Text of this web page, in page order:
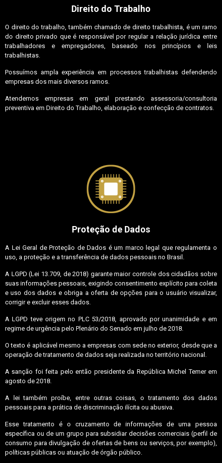
Direito do Trabalho
O direito do trabalho, também chamado de direito trabalhista, é um ramo
do direito privado que é responsável por regular a relação jurídica entre
trabalhadores e empregadores, baseado nos princípios e leis
trabalhistas.
Possuímos ampla experiência em processos trabalhistas defendendo
empresas dos mais diversos ramos.
Atendemos empresas em geral prestando assessoria/consultoria
preventiva em Direito do Trabalho, elaboração e confecção de contratos.
Proteção de Dados
A Lei Geral de Proteção de Dados é um marco legal que regulamenta o
uso, a proteção e a transferência de dados pessoais no Brasil.
A LGPD (Lei 13.709, de 2018) garante maior controle dos cidadãos sobre
suas informações pessoais, exigindo consentimento explícito para coleta
e uso dos dados e obriga a oferta de opções para o usuário visualizar,
corrigir e excluir esses dados.
A LGPD teve origem no PLC 53/2018, aprovado por unanimidade e em
regime de urgência pelo Plenário do Senado em julho de 2018.
O texto é aplicável mesmo a empresas com sede no exterior, desde que a
operação de tratamento de dados seja realizada no território nacional.
A sanção foi feita pelo então presidente da República Michel Temer em
agosto de 2018.
A lei também proíbe, entre outras coisas, o tratamento dos dados
pessoais para a prática de discriminação ilícita ou abusiva.
Esse tratamento é o cruzamento de informações de uma pessoa
específica ou de um grupo para subsidiar decisões comerciais (perfil de
consumo para divulgação de ofertas de bens ou serviços, por exemplo),
políticas públicas ou atuação de órgão público.